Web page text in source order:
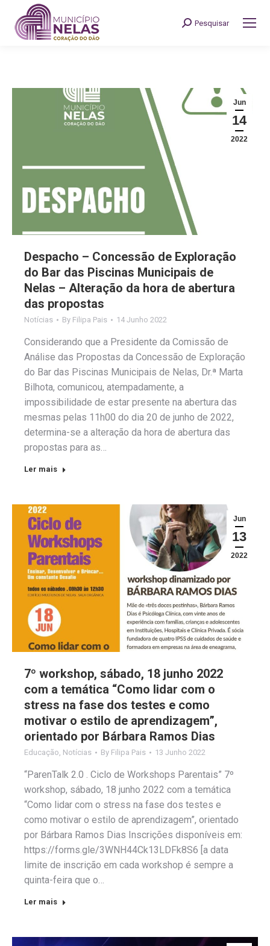
Search:
Pesquisar
Jun
14
2022
Despacho – Concessão de Exploração
do Bar das Piscinas Municipais de
Nelas – Alteração da hora de abertura
das propostas
Notícias By Filipa Pais 14 Junho 2022
Considerando que a Presidente da Comissão de
Análise das Propostas da Concessão de Exploração
do Bar das Piscinas Municipais de Nelas, Dr.ª Marta
Bilhota, comunicou, atempadamente, a
impossibilidade de estar presente na abertura das
mesmas pelas 11h00 do dia 20 de junho de 2022,
determina-se a alteração da hora de abertura das
propostas para as…
Ler mais
Jun
13
2022
7º workshop, sábado, 18 junho 2022
com a temática “Como lidar com o
stress na fase dos testes e como
motivar o estilo de aprendizagem”,
orientado por Bárbara Ramos Dias
Educação Notícias By Filipa Pais 13 Junho 2022
“ParenTalk 2.0 . Ciclo de Workshops Parentais” 7º
workshop, sábado, 18 junho 2022 com a temática
“Como lidar com o stress na fase dos testes e
como motivar o estilo de aprendizagem”, orientado
por Bárbara Ramos Dias Inscrições disponíveis em:
https://forms.gle/3WNH44Ck13LDFk8S6 [a data
limite de inscrição em cada workshop é sempre a
quinta-feira que o…
Ler mais